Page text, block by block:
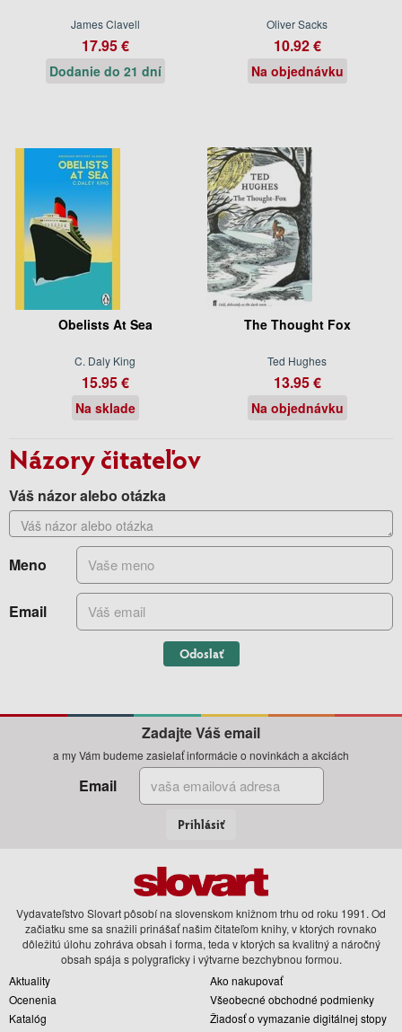
James Clavell
17.95 €
Dodanie do 21 dní
Oliver Sacks
10.92 €
Na objednávku
Obelists At Sea
C. Daly King
15.95 €
Na sklade
The Thought Fox
Ted Hughes
13.95 €
Na objednávku
Názory čitateľov
Váš názor alebo otázka
Meno
Email
Odoslať
Zadajte Váš email
a my Vám budeme zasielať informácie o novinkách a akciách
Email
Prihlásiť
Vydavateľstvo Slovart pôsobí na slovenskom knižnom trhu od roku 1991. Od
začiatku sme sa snažili prinášať našim čitateľom knihy, v ktorých rovnako
dôležitú úlohu zohráva obsah i forma, teda v ktorých sa kvalitný a náročný
obsah spája s polygraficky i výtvarne bezchybnou formou.
Aktuality
Ocenenia
Katalóg
Ako nakupovať
Všeobecné obchodné podmienky
Žiadosť o vymazanie digitálnej stopy